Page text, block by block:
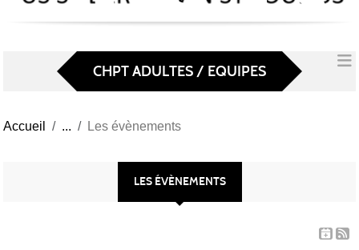
53
CHPT ADULTES / EQUIPES
Accueil Les évènements
LES ÉVÈNEMENTS